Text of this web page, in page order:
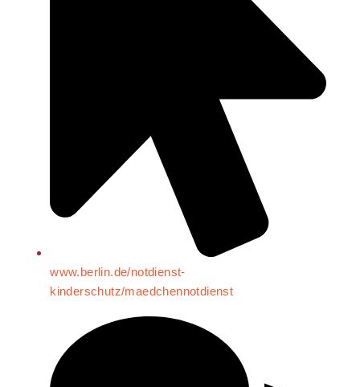
www.berlin.de/notdienst-
kinderschutz/maedchennotdienst